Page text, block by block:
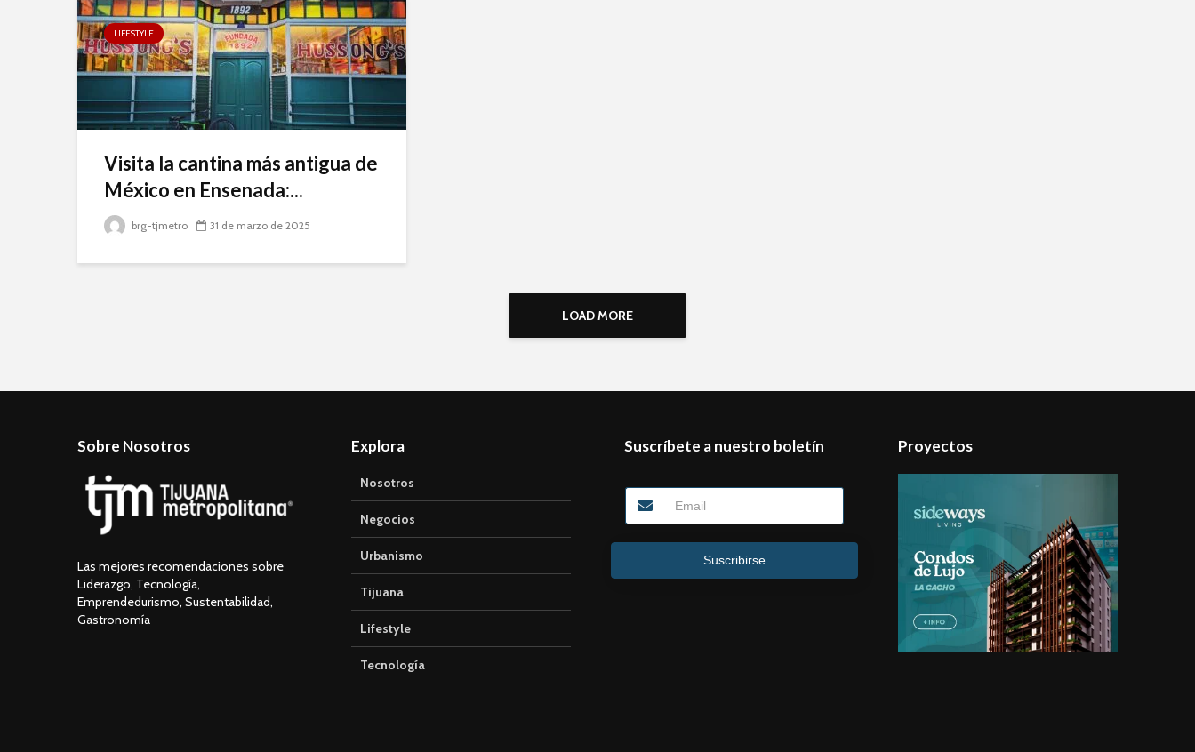
LIFESTYLE
Visita la cantina más antigua de
México en Ensenada:...
brg-tjmetro 31 de marzo de 2025
LOAD MORE
Sobre Nosotros
Las mejores recomendaciones sobre
Liderazgo, Tecnología,
Emprendedurismo, Sustentabilidad,
Gastronomía
Explora
Nosotros
Negocios
Urbanismo
Tijuana
Lifestyle
Tecnología
Suscríbete a nuestro boletín
Suscribirse
Proyectos